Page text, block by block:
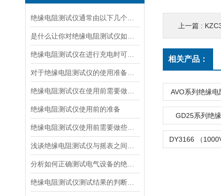
绝缘电阻测试仪使用前的准备
上一篇 :
相关产品：
AVO系列绝缘
GD25系列绝